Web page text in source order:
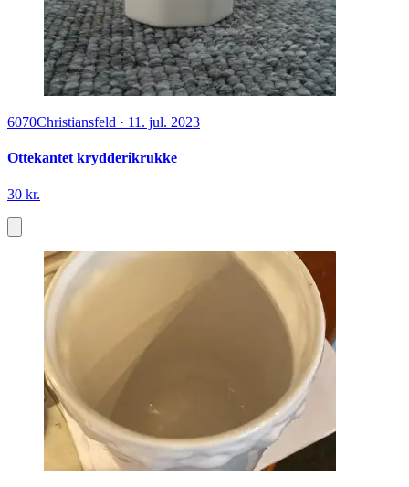
6070Christiansfeld · 11. jul. 2023
Ottekantet krydderikrukke
30 kr.